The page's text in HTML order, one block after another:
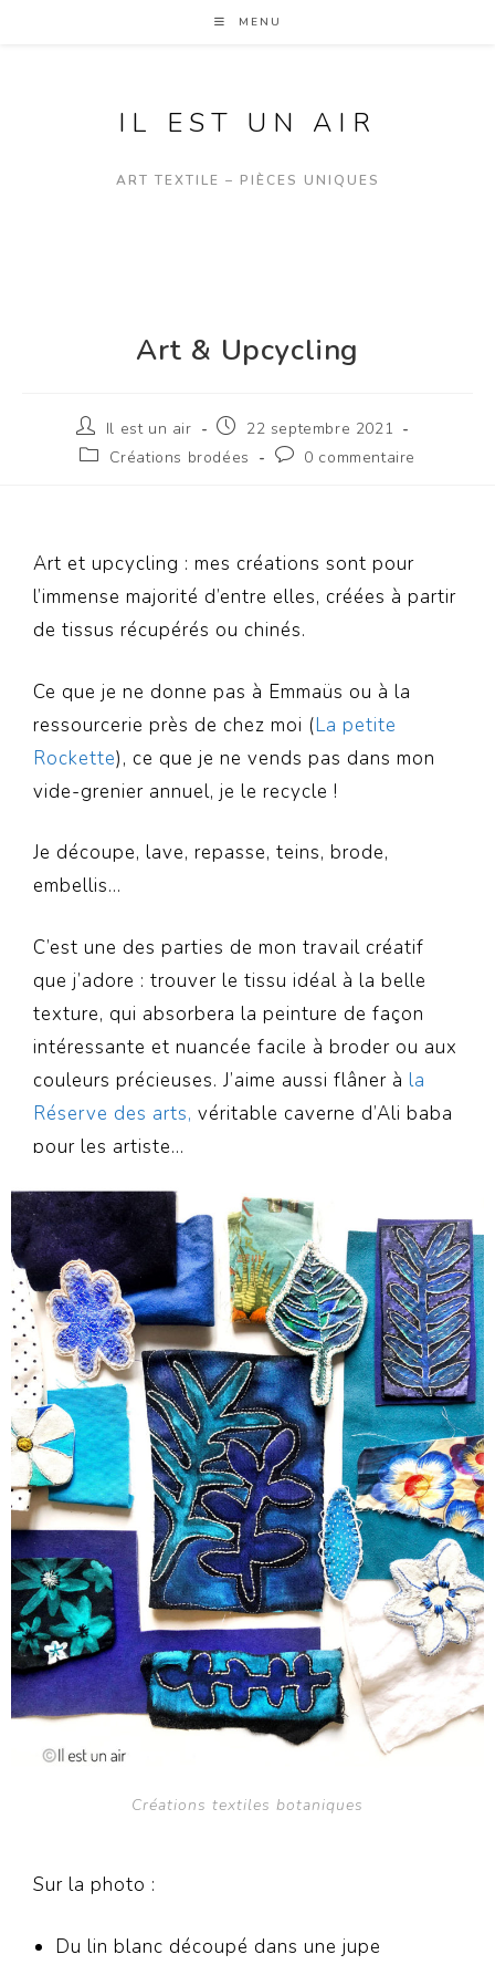
MENU
IL EST UN AIR
ART TEXTILE – PIÈCES UNIQUES
Art & Upcycling
Il est un air
22 septembre 2021
Créations brodées
0 commentaire
Art et upcycling : mes créations sont pour
l’immense majorité d’entre elles, créées à partir
de tissus récupérés ou chinés.
Ce que je ne donne pas à Emmaüs ou à la
ressourcerie près de chez moi (La petite
Rockette), ce que je ne vends pas dans mon
vide-grenier annuel, je le recycle !
Je découpe, lave, repasse, teins, brode,
embellis…
C’est une des parties de mon travail créatif
que j’adore : trouver le tissu idéal à la belle
texture, qui absorbera la peinture de façon
intéressante et nuancée facile à broder ou aux
couleurs précieuses. J’aime aussi flâner à la
Réserve des arts, véritable caverne d’Ali baba
pour les artiste…
Créations textiles botaniques
Sur la photo :
Du lin blanc découpé dans une jupe